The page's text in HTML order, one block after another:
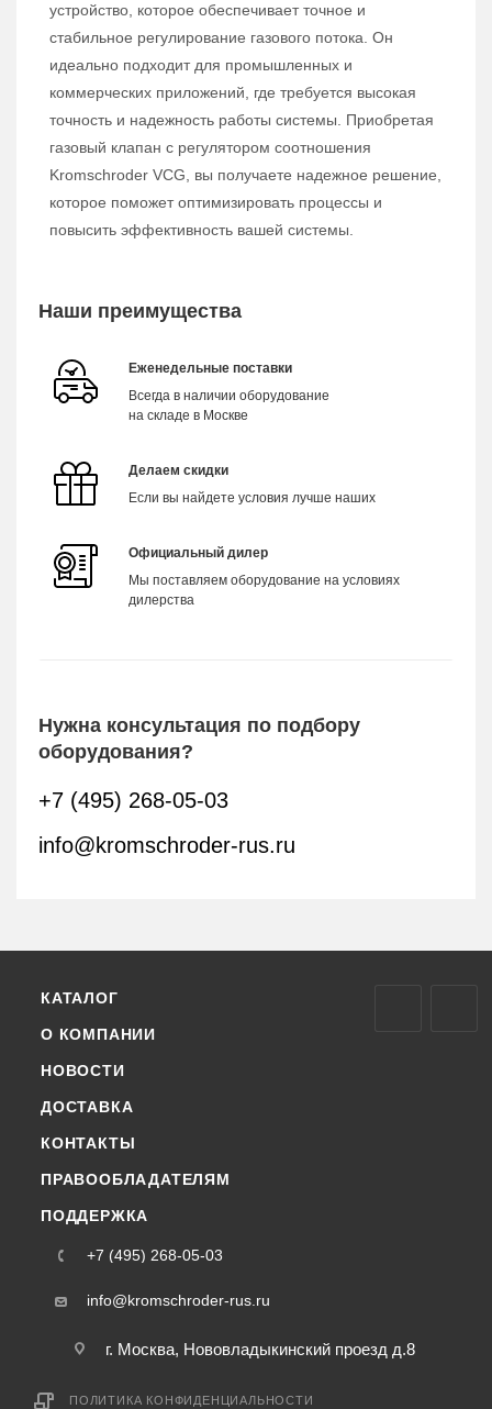
устройство, которое обеспечивает точное и
стабильное регулирование газового потока. Он
идеально подходит для промышленных и
коммерческих приложений, где требуется высокая
точность и надежность работы системы. Приобретая
газовый клапан с регулятором соотношения
Kromschroder VCG, вы получаете надежное решение,
которое поможет оптимизировать процессы и
повысить эффективность вашей системы.
Наши преимущества
Еженедельные поставки
Всегда в наличии оборудование
на складе в Москве
Делаем скидки
Если вы найдете условия лучше наших
Официальный дилер
Мы поставляем оборудование на условиях
дилерства
Нужна консультация по подбору
оборудования?
+7 (495) 268-05-03
info@kromschroder-rus.ru
КАТАЛОГ
О КОМПАНИИ
НОВОСТИ
ДОСТАВКА
КОНТАКТЫ
ПРАВООБЛАДАТЕЛЯМ
ПОДДЕРЖКА
+7 (495) 268-05-03
info@kromschroder-rus.ru
г. Москва, Нововладыкинский проезд д.8
ПОЛИТИКА КОНФИДЕНЦИАЛЬНОСТИ